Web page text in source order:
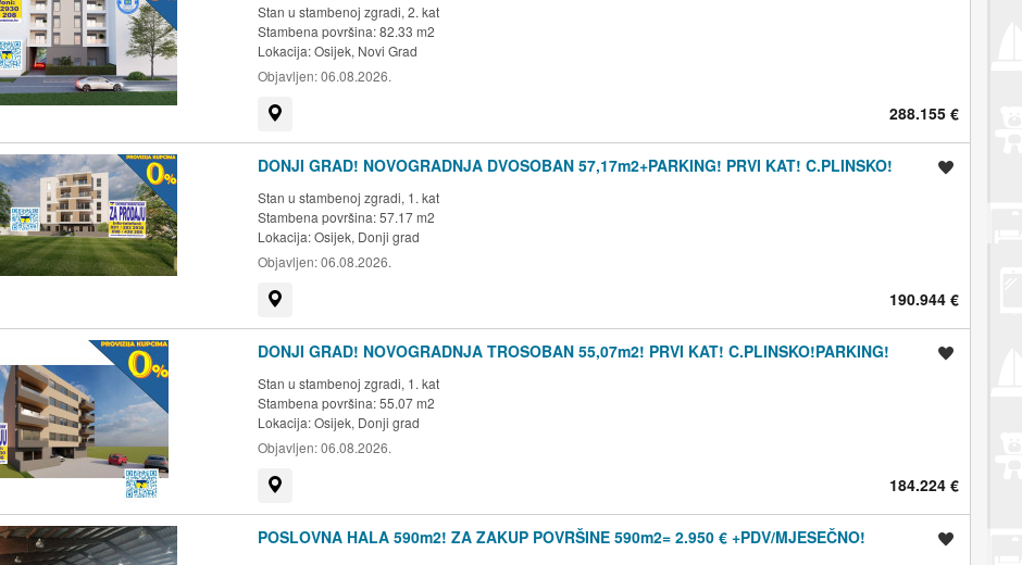
Stan u stambenoj zgradi, 2. kat
Stambena površina: 82.33 m2
Lokacija:Osijek, Novi Grad
Objavljen:06.08.2026.
288.155 €
DONJI GRAD! NOVOGRADNJA DVOSOBAN 57,17m2+PARKING! PRVI KAT! C.PLINSKO!
Stan u stambenoj zgradi, 1. kat
Stambena površina: 57.17 m2
Lokacija:Osijek, Donji grad
Objavljen:06.08.2026.
190.944 €
DONJI GRAD! NOVOGRADNJA TROSOBAN 55,07m2! PRVI KAT! C.PLINSKO!PARKING!
Stan u stambenoj zgradi, 1. kat
Stambena površina: 55.07 m2
Lokacija:Osijek, Donji grad
Objavljen:06.08.2026.
184.224 €
POSLOVNA HALA 590m2! ZA ZAKUP POVRŠINE 590m2= 2.950 € +PDV/MJESEČNO!